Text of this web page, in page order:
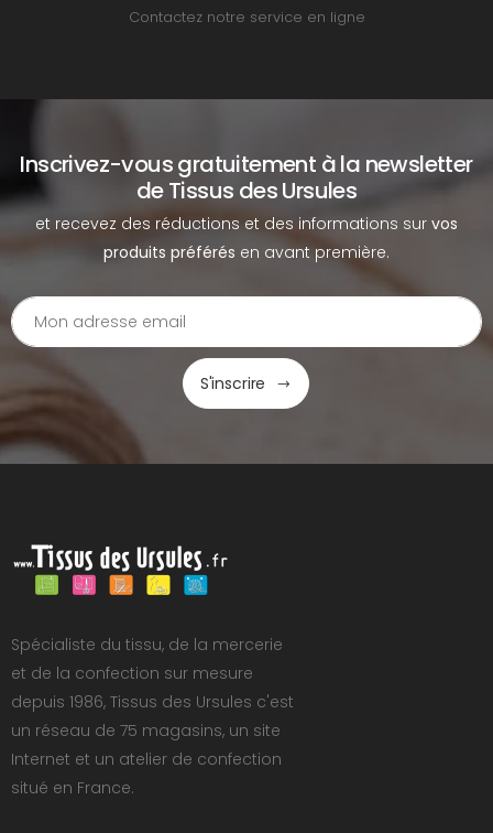
Contactez notre service en ligne
Inscrivez-vous gratuitement à la newsletter
de Tissus des Ursules
et recevez des réductions et des informations sur vos
produits préférés en avant première.
S'inscrire
Spécialiste du tissu, de la mercerie
et de la confection sur mesure
depuis 1986, Tissus des Ursules c'est
un réseau de 75 magasins, un site
Internet et un atelier de confection
situé en France.